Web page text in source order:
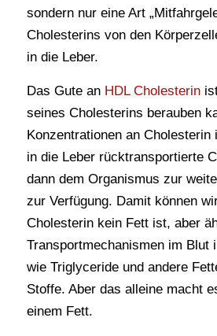
sondern nur eine Art
Cholesterins von den
in die Leber.
Das Gute an HDL Cholesterin
seines Cholesterins berauben
Konzentrationen an
in die Leber rücktransportierte
dann dem Organismus zur
zur Verfügung. Damit können
Cholesterin kein Fett ist, aber
Transportmechanismen im Blut
wie Triglyceride und andere
Stoffe. Aber das alleine macht
einem Fett.